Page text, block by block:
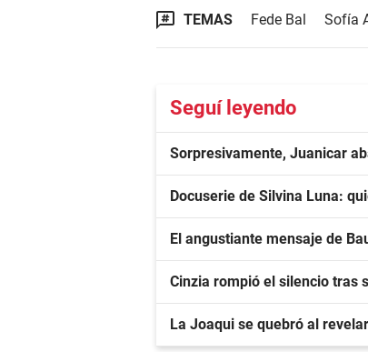
TEMAS Fede Bal Sofía
Seguí leyendo
Sorpresivamente, Juanicar
Docuserie de Silvina Luna:
El angustiante mensaje de
Cinzia rompió el silencio tras
La Joaqui se quebró al